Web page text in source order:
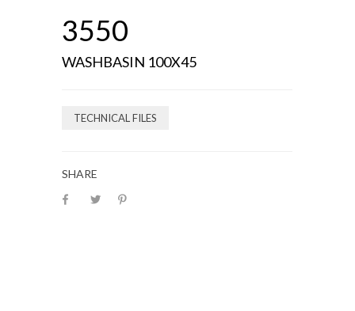
3550
WASHBASIN 100X45
TECHNICAL FILES
SHARE